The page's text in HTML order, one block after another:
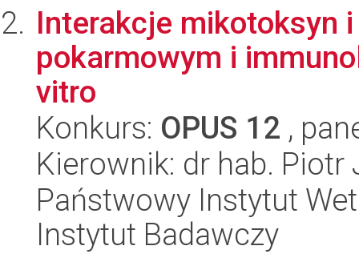
Interakcje mikotoksyn
pokarmowym i
vitro
Konkurs: OPUS 12 ,
Kierownik: dr hab. Piotr
Państwowy Instytut
Instytut Badawczy